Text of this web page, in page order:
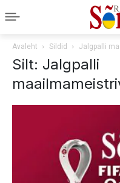
Avaleht Sildid Jalgpalli
Silt: Jalgpalli